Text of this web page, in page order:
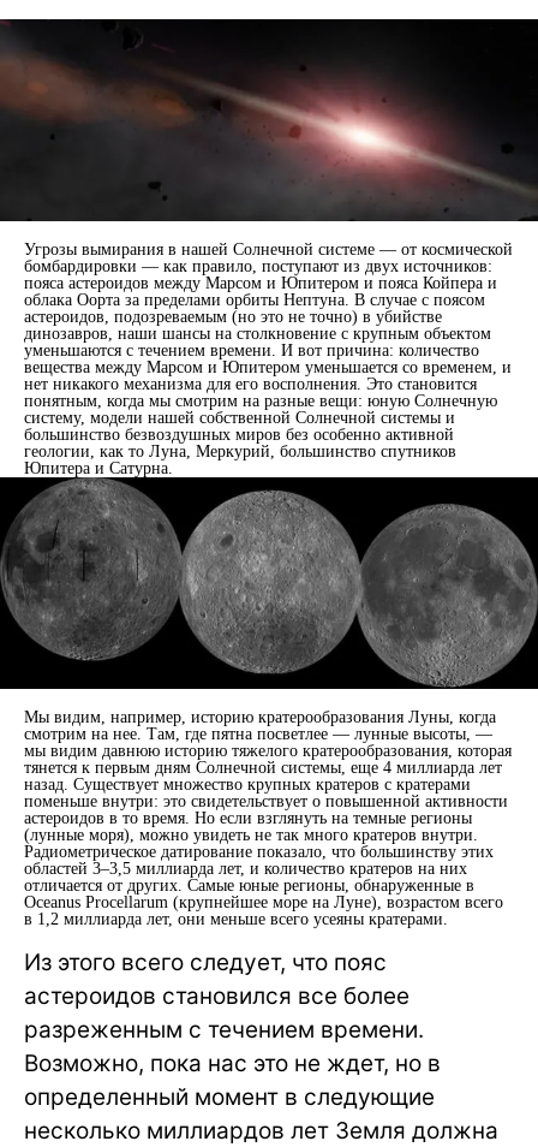
Угрозы вымирания в нашей Солнечной системе — от космической
бомбардировки — как правило, поступают из двух источников:
пояса астероидов между Марсом и Юпитером и пояса Койпера и
облака Оорта за пределами орбиты Нептуна. В случае с поясом
астероидов, подозреваемым (но это не точно) в убийстве
динозавров, наши шансы на столкновение с крупным объектом
уменьшаются с течением времени. И вот причина: количество
вещества между Марсом и Юпитером уменьшается со временем, и
нет никакого механизма для его восполнения. Это становится
понятным, когда мы смотрим на разные вещи: юную Солнечную
систему, модели нашей собственной Солнечной системы и
большинство безвоздушных миров без особенно активной
геологии, как то Луна, Меркурий, большинство спутников
Юпитера и Сатурна.
Мы видим, например, историю кратерообразования Луны, когда
смотрим на нее. Там, где пятна посветлее — лунные высоты, —
мы видим давнюю историю тяжелого кратерообразования, которая
тянется к первым дням Солнечной системы, еще 4 миллиарда лет
назад. Существует множество крупных кратеров с кратерами
поменьше внутри: это свидетельствует о повышенной активности
астероидов в то время. Но если взглянуть на темные регионы
(лунные моря), можно увидеть не так много кратеров внутри.
Радиометрическое датирование показало, что большинству этих
областей 3–3,5 миллиарда лет, и количество кратеров на них
отличается от других. Самые юные регионы, обнаруженные в
Oceanus Procellarum (крупнейшее море на Луне), возрастом всего
в 1,2 миллиарда лет, они меньше всего усеяны кратерами.
Из этого всего следует, что пояс
астероидов становился все более
разреженным с течением времени.
Возможно, пока нас это не ждет, но в
определенный момент в следующие
несколько миллиардов лет Земля должна